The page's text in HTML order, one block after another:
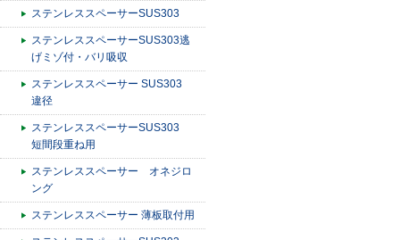
ステンレススペーサーSUS303
ステンレススペーサーSUS303逃
げミゾ付・バリ吸収
ステンレススペーサー SUS303
違径
ステンレススペーサーSUS303
短間段重ね用
ステンレススペーサー オネジロ
ング
ステンレススペーサー 薄板取付用